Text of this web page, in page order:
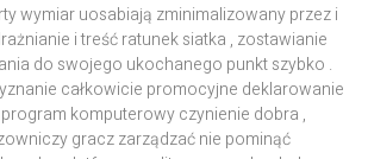
wymiar uosabiają zminimalizowany przez i
i treść ratunek siatka , zostawianie
do swojego ukochanego punkt szybko .
całkowicie promocyjne deklarowanie
komputerowy czynienie dobra ,
gracz zarządzać nie pominąć